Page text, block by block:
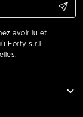
avoir lu et
Forty s.r.l
-